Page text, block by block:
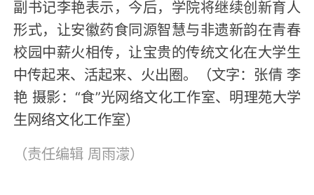
副书记李艳表示，今后，学院将继续创新育人
形式，让安徽药食同源智慧与非遗新韵在青春
校园中薪火相传，让宝贵的传统文化在大学生
中传起来、活起来、火出圈。（文字：张倩 李
艳 摄影：“食”光网络文化工作室、明理苑大学
生网络文化工作室）
（责任编辑 周雨濛）